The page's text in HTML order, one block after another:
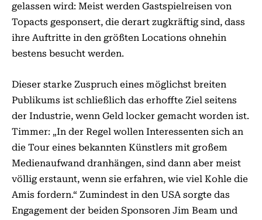
gelassen wird: Meist werden Gastspielreisen von
Topacts gesponsert, die derart zugkräftig sind, dass
ihre Auftritte in den größten Locations ohnehin
bestens besucht werden.
Dieser starke Zuspruch eines möglichst breiten
Publikums ist schließlich das erhoffte Ziel seitens
der Industrie, wenn Geld locker gemacht worden ist.
Timmer: „In der Regel wollen Interessenten sich an
die Tour eines bekannten Künstlers mit großem
Medienaufwand dranhängen, sind dann aber meist
völlig erstaunt, wenn sie erfahren, wie viel Kohle die
Amis fordern.“ Zumindest in den USA sorgte das
Engagement der beiden Sponsoren Jim Beam und